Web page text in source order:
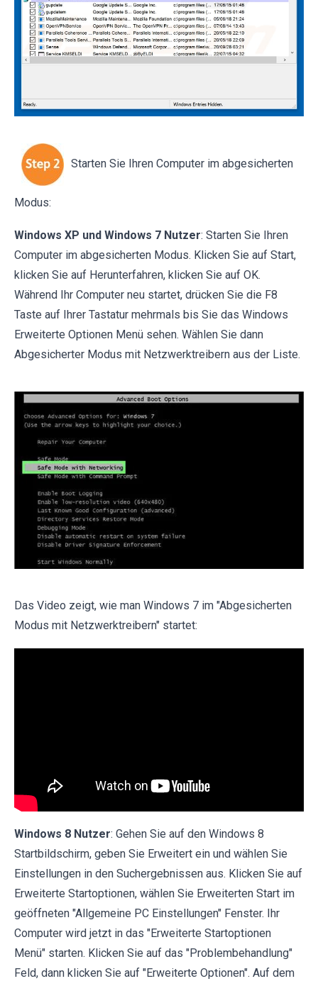
Starten Sie Ihren Computer im abgesicherten
Modus:
Windows XP und Windows 7 Nutzer: Starten Sie Ihren
Computer im abgesicherten Modus. Klicken Sie auf Start,
klicken Sie auf Herunterfahren, klicken Sie auf OK.
Während Ihr Computer neu startet, drücken Sie die F8
Taste auf Ihrer Tastatur mehrmals bis Sie das Windows
Erweiterte Optionen Menü sehen. Wählen Sie dann
Abgesicherter Modus mit Netzwerktreibern aus der Liste.
Das Video zeigt, wie man Windows 7 im "Abgesicherten
Modus mit Netzwerktreibern" startet:
Windows 8 Nutzer: Gehen Sie auf den Windows 8
Startbildschirm, geben Sie Erweitert ein und wählen Sie
Einstellungen in den Suchergebnissen aus. Klicken Sie auf
Erweiterte Startoptionen, wählen Sie Erweiterten Start im
geöffneten "Allgemeine PC Einstellungen" Fenster. Ihr
Computer wird jetzt in das "Erweiterte Startoptionen
Menü" starten. Klicken Sie auf das "Problembehandlung"
Feld, dann klicken Sie auf "Erweiterte Optionen". Auf dem